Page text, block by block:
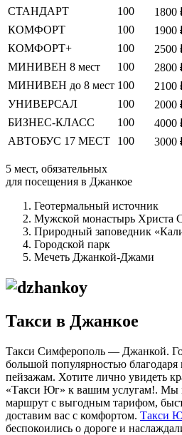
СТАНДАРТ
100 1800
КОМФОРТ
100 1900
КОМФОРТ+
100 2500
МИНИВЕН 8 мест
100 2800
МИНИВЕН до 8 мест 100 2100
УНИВЕРСАЛ
100 2000
БИЗНЕС-КЛАСС
100 4000
АВТОБУС 17 МЕСТ
100 3000
5 мест, обязательных
для посещения в Джанкое
Геотермальный источник
Мужской монастырь Христа
Природный заповедник
Городской парк
Мечеть Джанкой-Джами
Такси в Джанкое
Такси Симферополь — Джанкой.
большой популярностью
пейзажам. Хотите лично увидеть
«Такси Юг» к вашим услугам!. Мы
маршрут с выгодным тарифом,
доставим вас с комфортом. Такси
беспокоились о дороге и